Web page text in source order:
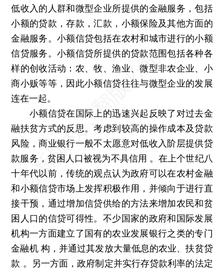
低收入的人群和微型企业所提供的金融服务，包括
小额的贷款，存款，汇款，小额保险及其他方面的
金融服务。小额信贷包括在农村和城市进行的小额
信贷服务。小额信贷所提供的贷款范围包括各种各
样的创收活动：农、牧、渔业、微型非农企业、小
商小贩等等，因此小额信贷往往与微型企业的发展
连在一起。
小额信贷在国际上的迅速兴起反映了对过去金
融扶贫方式的反思。考虑到较高的操作成本及贷款
风险，商业银行一般不太愿意对低收入阶层提供贷
款服务，贫困人口被视为不具信用 。在上个世纪八
十年代以前，传统的观点认为政府可以在农村金融
和小额信贷市场上发挥积极作用，并倾向于进行直
接干预，通过增加信贷供给的方法来增加农民和贫
困人口的信贷可得性。不少国家的政府和国际发展
机构一方面建立了国有的农业发展银行之类的专门
金融机 构，并通过其发放大量低息的农业、扶贫贷
款 。另一方面，政府制定并实行存贷款利率的法定